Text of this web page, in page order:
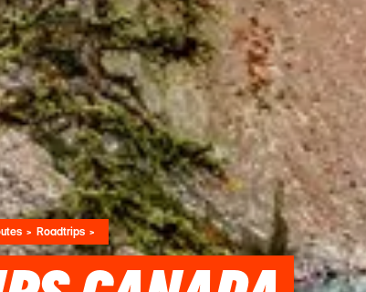
Roadtrips